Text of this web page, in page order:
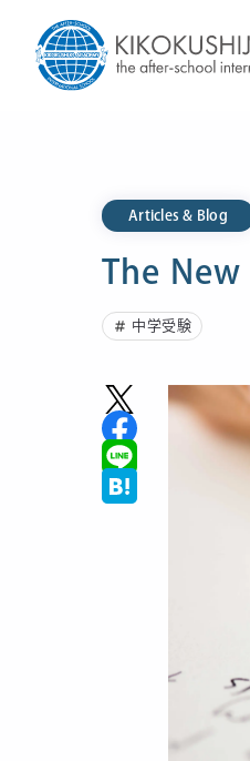
Articles & Blog
The New
中学受験